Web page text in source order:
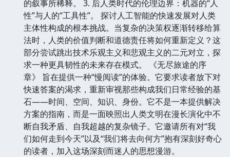
的叙事所稀释。 3. 后人类时代的伦理边界：机器的“人
性”与人的“工具性”。 探讨人工智能的快速发展对人类
主体性构成的根本挑战。当复杂的决策权逐渐转移给算
法时，人类的价值判断和道德责任将如何重新定义？这
部分尝试跳出技术乐观主义和悲观主义的二元对立，探
求一种更具韧性的未来存在模式。 《无尽旅途的序
章》 旨在提供一种“慢阅读”的体验。它要求读者放下对
快速答案的渴求，重新审视那些构成我们日常经验的基
石——时间、空间、知识、身份。它不是一本提供解决
方案的指南，而是一面映照出人类文明在漫长演化中不
断自我矛盾、自我超越的复杂镜子。它邀请所有对“我
们如何走到今天”以及“我们将去向何方”抱有深刻好奇心
的读者，加入这场深刻而迷人的思想漫游。